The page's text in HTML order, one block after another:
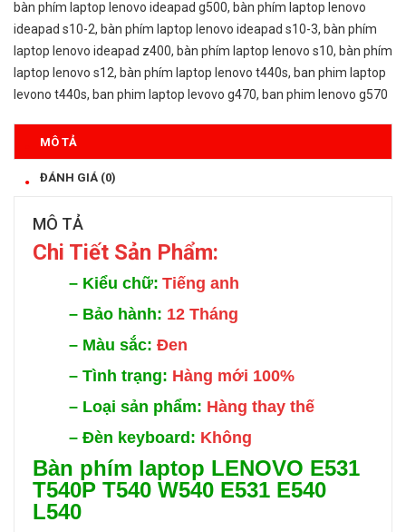
bàn phím laptop lenovo ideapad g500, bàn phím laptop lenovo
ideapad s10-2, bàn phím laptop lenovo ideapad s10-3, bàn phím
laptop lenovo ideapad z400, bàn phím laptop lenovo s10, bàn phím
laptop lenovo s12, bàn phím laptop lenovo t440s, ban phim laptop
levono t440s, ban phim laptop levovo g470, ban phim lenovo g570
MÔ TẢ
ĐÁNH GIÁ (0)
MÔ TẢ
Chi Tiết Sản Phẩm:
– Kiểu chữ: Tiếng anh
– Bảo hành: 12 Tháng
– Màu sắc: Đen
– Tình trạng: Hàng mới 100%
– Loại sản phẩm: Hàng thay thế
– Đèn keyboard: Không
Bàn phím laptop LENOVO E531
T540P T540 W540 E531 E540
L540